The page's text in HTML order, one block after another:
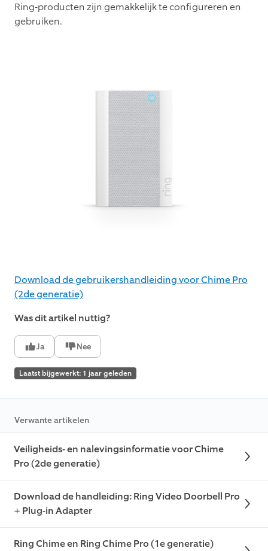
Ring-producten zijn gemakkelijk te configureren en
gebruiken.
Download de gebruikershandleiding voor Chime Pro
(2de generatie)
Was dit artikel nuttig?
Ja Nee
Laatst bijgewerkt: 1 jaar geleden
Verwante artikelen
Veiligheids- en nalevingsinformatie voor Chime
Pro (2de generatie)
Download de handleiding: Ring Video Doorbell Pro
+ Plug-in Adapter
Ring Chime en Ring Chime Pro (1e generatie)